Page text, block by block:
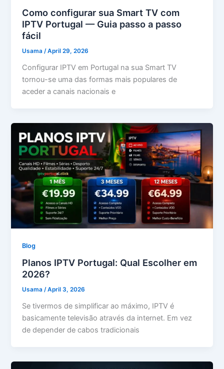
Como configurar sua Smart TV com
IPTV Portugal — Guia passo a passo
fácil
Usama /April 29, 2026
Configurar IPTV em Portugal na sua Smart TV
tornou-se uma das formas mais populares de
aceder a canais nacionais e
Blog
Planos IPTV Portugal: Qual Escolher em
2026?
Usama/April 3, 2026
Se tivermos de simplificar ao máximo, IPTV é
basicamente televisão através da internet. Em vez
de depender de cabos tradicionais